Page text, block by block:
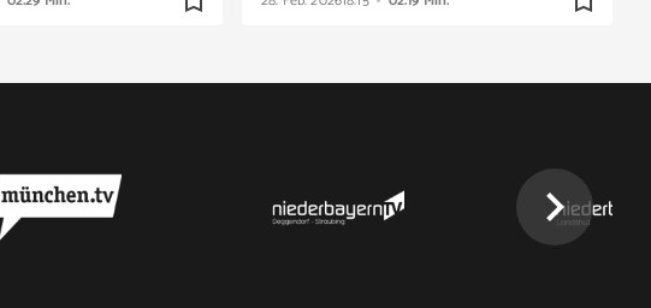
chevron_right